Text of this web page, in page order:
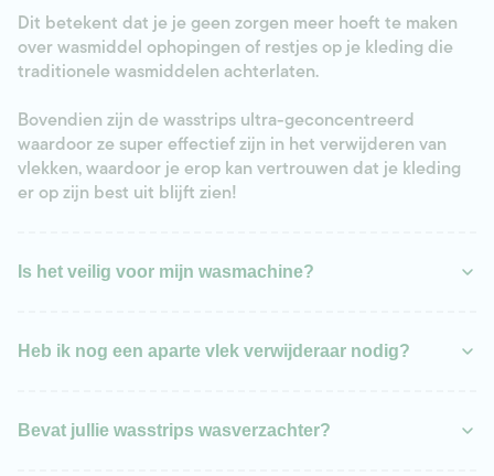
Dit betekent dat je je geen zorgen meer hoeft te maken
over wasmiddel ophopingen of restjes op je kleding die
traditionele wasmiddelen achterlaten.
Bovendien zijn de wasstrips ultra-geconcentreerd
waardoor ze super effectief zijn in het verwijderen van
vlekken, waardoor je erop kan vertrouwen dat je kleding
er op zijn best uit blijft zien!
Is het veilig voor mijn wasmachine?
Heb ik nog een aparte vlek verwijderaar nodig?
Bevat jullie wasstrips wasverzachter?